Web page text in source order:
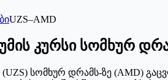
UZS–AMD
კურსი სომხურ
(UZS) სომხურ დრამს-ზე (AMD)